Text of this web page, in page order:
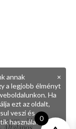
- Minden
0
×
annak
a legjobb élményt
Ha
ezt az oldalt,
veszi és
használatát.